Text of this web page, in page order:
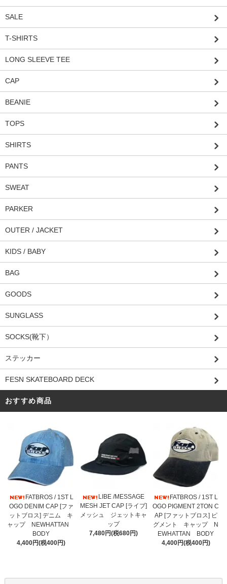
SALE
T-SHIRTS
LONG SLEEVE TEE
CAP
BEANIE
TOPS
SHIRTS
PANTS
SWEAT
PARKER
OUTER / JACKET
KIDS / BABY
BAG
GOODS
SUNGLASS
SOCKS(靴下）
ステッカー
FESN SKATEBOARD DECK
おすすめ商品
FATBROS / 1ST L
OGO DENIM CAP [ファ
ットブロス] デニム キ
ャップ NEWHATTAN
BODY
4,400円(税400円)
LIBE /MESSAGE
MESH JET CAP [ライブ]
メッシュ ジェットキャ
ップ
7,480円(税680円)
FATBROS / 1ST L
OGO PIGMENT 2TON C
AP [ファットブロス] ピ
グメント キャップ N
EWHATTAN BODY
4,400円(税400円)